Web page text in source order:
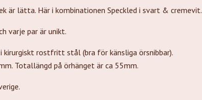
är lätta. Här i kombinationen Speckled i svart & cremevit.
varje par är unikt.
rostfritt stål (bra för känsliga örsnibbar).
Totallängd på örhänget är ca 55mm.